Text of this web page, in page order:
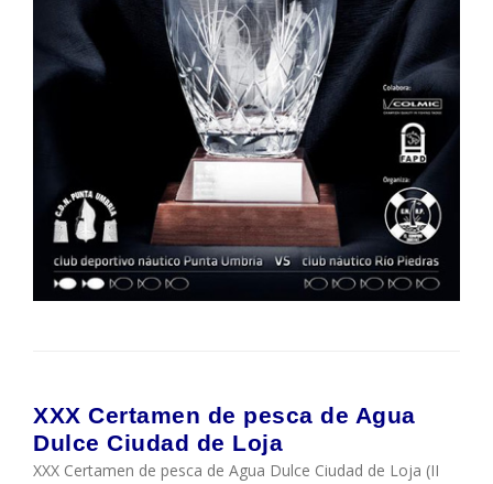
XXX Certamen de pesca de Agua
Dulce Ciudad de Loja
XXX Certamen de pesca de Agua Dulce Ciudad de Loja (II